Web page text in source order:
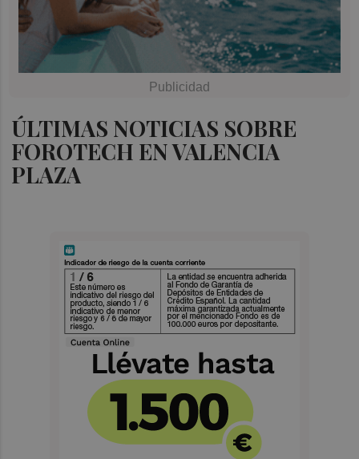
ÚLTIMAS NOTICIAS SOBRE
FOROTECH EN VALENCIA
PLAZA